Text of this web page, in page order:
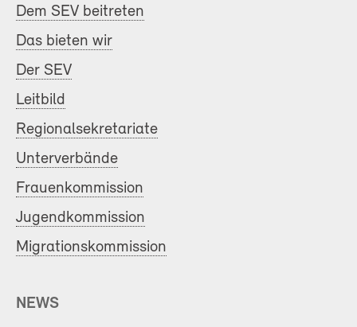
Dem SEV beitreten
Das bieten wir
Der SEV
Leitbild
Regionalsekretariate
Unterverbände
Frauenkommission
Jugendkommission
Migrationskommission
NEWS